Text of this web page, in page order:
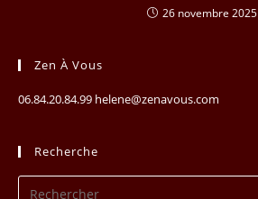
26 novembre 2025
Zen À Vous
06.84.20.84.99 helene@zenavous.com
Recherche